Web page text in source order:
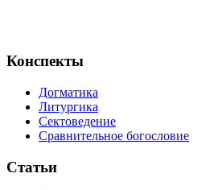
Конспекты
Догматика
Литургика
Сектоведение
Сравнительное богословие
Статьи